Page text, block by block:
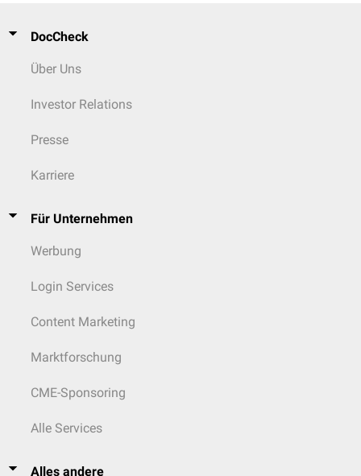
DocCheck
Über Uns
Investor Relations
Presse
Karriere
Für Unternehmen
Werbung
Login Services
Content Marketing
Marktforschung
CME-Sponsoring
Alle Services
Alles andere